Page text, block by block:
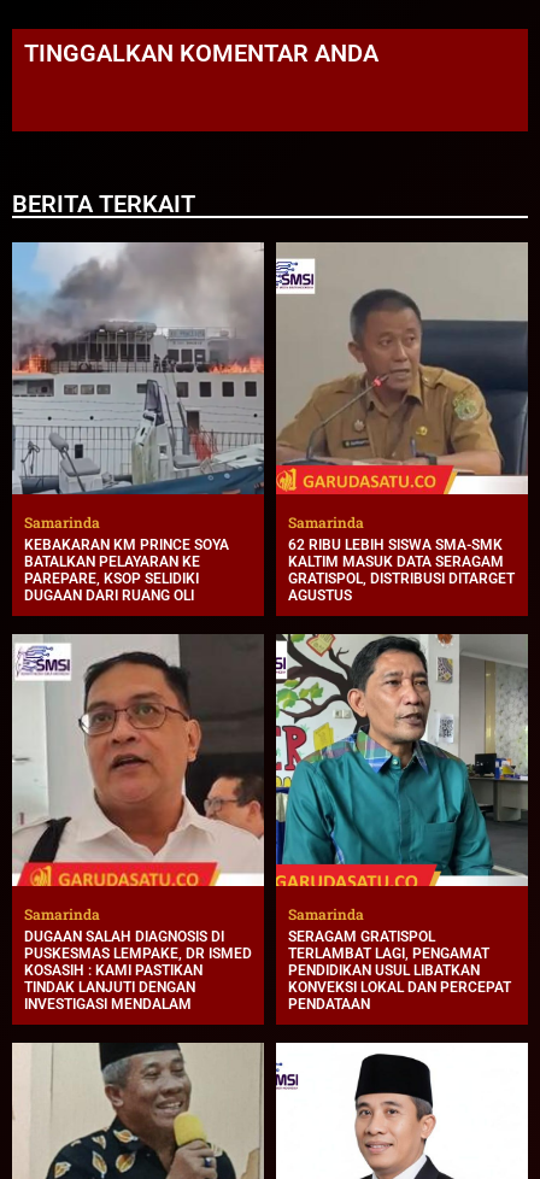
TINGGALKAN KOMENTAR ANDA
BERITA TERKAIT
Samarinda
KEBAKARAN KM PRINCE SOYA
BATALKAN PELAYARAN KE
PAREPARE, KSOP SELIDIKI
DUGAAN DARI RUANG OLI
Samarinda
62 RIBU LEBIH SISWA SMA-SMK
KALTIM MASUK DATA SERAGAM
GRATISPOL, DISTRIBUSI DITARGET
AGUSTUS
Samarinda
DUGAAN SALAH DIAGNOSIS DI
PUSKESMAS LEMPAKE, DR ISMED
KOSASIH : KAMI PASTIKAN
TINDAK LANJUTI DENGAN
INVESTIGASI MENDALAM
Samarinda
SERAGAM GRATISPOL
TERLAMBAT LAGI, PENGAMAT
PENDIDIKAN USUL LIBATKAN
KONVEKSI LOKAL DAN PERCEPAT
PENDATAAN